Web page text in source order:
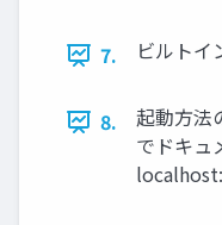
7. ビルトイ
8.
起動方法
でドキュ